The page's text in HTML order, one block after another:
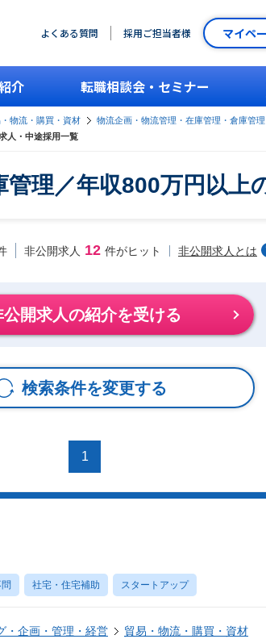
よくある質問 採用ご担当者様 マイペ
介 転職相談会・セミナー
物流・購買・資材
物流企画・物流管理・在庫管理・倉庫管理
人・中途採用一覧
理／年収800万円以上
非公開求人 12 件がヒット 非公開求人とは
公開求人の紹介を受ける
検索条件を変更する
1
社宅・住宅補助 スタートアップ
・企画・管理・経営
貿易・物流・購買・資材